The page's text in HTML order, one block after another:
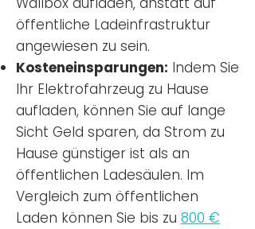
öffentliche Ladeinfrastruktur
angewiesen zu sein.
Kosteneinsparungen: Indem Sie
Ihr Elektrofahrzeug zu Hause
aufladen, können Sie auf lange
Sicht Geld sparen, da Strom zu
Hause günstiger ist als an
öffentlichen Ladesäulen. Im
Vergleich zum öffentlichen
Laden können Sie bis zu 800 €